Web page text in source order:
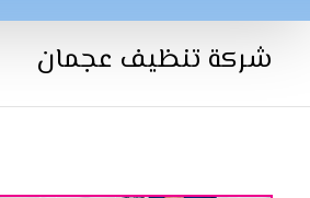
شركة تنظيف عجمان